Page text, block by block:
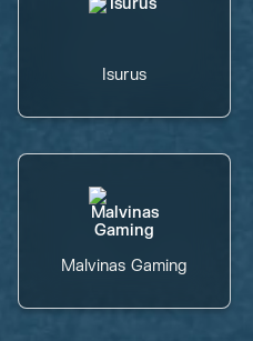
Isurus
Malvinas Gaming